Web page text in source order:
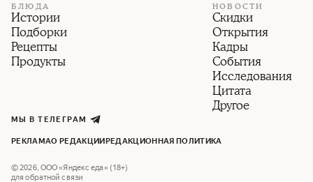
БЛЮДА
Истории
Подборки
Рецепты
Продукты
НОВОСТИ
Скидки
Открытия
Кадры
События
Исследования
Цитата
Другое
МЫ В ТЕЛЕГРАМ
РЕКЛАМАО РЕДАКЦИИ РЕДАКЦИОННАЯ ПОЛИТИКА
©2026, ООО «Яндекс еда» (18+)
для обратной связи